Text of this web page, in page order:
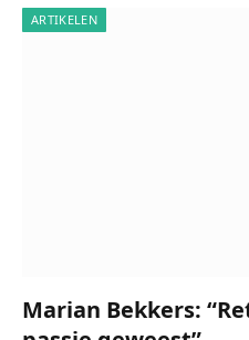
ARTIKELEN
Marian Bekkers: